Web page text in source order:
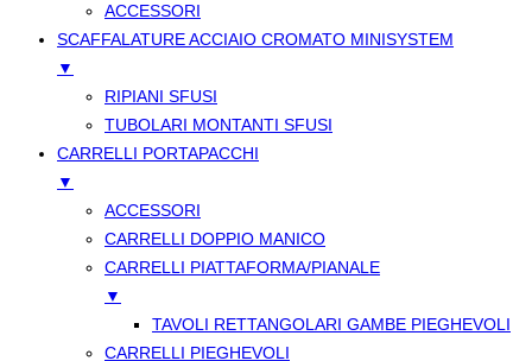
ACCESSORI
SCAFFALATURE ACCIAIO CROMATO MINISYSTEM
▼
RIPIANI SFUSI
TUBOLARI MONTANTI SFUSI
CARRELLI PORTAPACCHI
▼
ACCESSORI
CARRELLI DOPPIO MANICO
CARRELLI PIATTAFORMA/PIANALE
▼
TAVOLI RETTANGOLARI GAMBE PIEGHEVOLI
CARRELLI PIEGHEVOLI